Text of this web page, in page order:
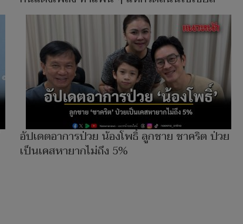
อัปเดตอาการป่วย น้องโพธิ์ ลูกชาย ชาคริต ป่วย
เป็นเคสหายากไม่ถึง 5%